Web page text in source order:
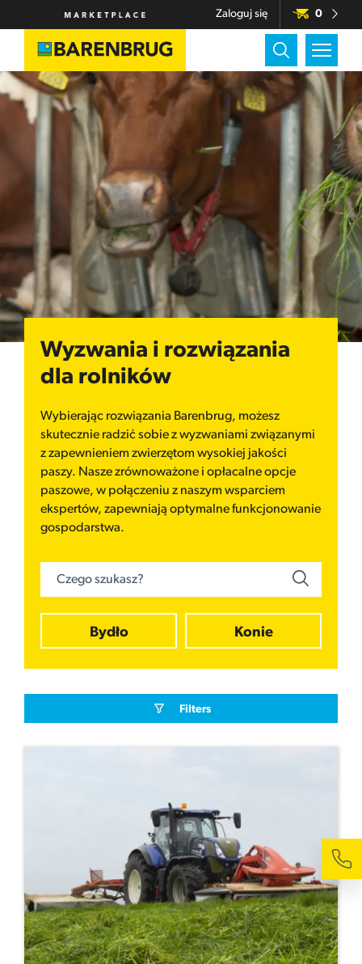
Zaloguj się 0
Wyzwania i rozwiązania
dla rolników
Wybierając rozwiązania Barenbrug, możesz
skutecznie radzić sobie z wyzwaniami związanymi
z zapewnieniem zwierzętom wysokiej jakości
paszy. Nasze zrównoważone i opłacalne opcje
paszowe, w połączeniu z naszym wsparciem
ekspertów, zapewniają optymalne funkcjonowanie
gospodarstwa.
Bydło Konie
Filters